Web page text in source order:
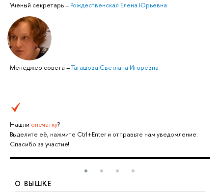
Ученый секретарь– Рождественская Елена Юрьевна
Менеджер совета –Тагашова Светлана Игоревна
Нашли опечатку?
Выделите её, нажмите Ctrl+Enter и отправьте нам уведомление.
Спасибо за участие!
О ВЫШКЕ